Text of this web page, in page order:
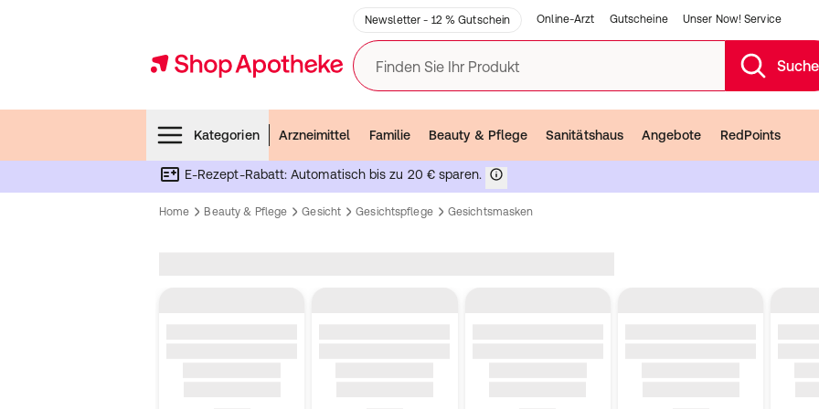
Newsletter - 12 % Gutschein Online-Arzt Gutscheine Unser Now! Service
Finden Sie Ihr Produkt
Kategorien
Arzneimittel Familie Beauty & Pflege Sanitätshaus Angebote RedPoints
E-Rezept-Rabatt: Automatisch bis zu 20 € sparen.
Home Beauty & Pflege Gesicht Gesichtspflege Gesichtsmasken